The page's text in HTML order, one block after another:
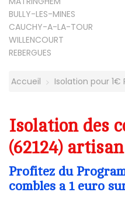
BULLY-LES-MINES
CAUCHY-A-LA-TOUR
WILLENCOURT
REBERGUES
Accueil Isolation pour 1€
Isolation des
(62124)
Profitez du
combles a 1 euro